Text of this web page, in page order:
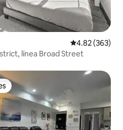
Calificación
4.82 (363)
línea Broad Street